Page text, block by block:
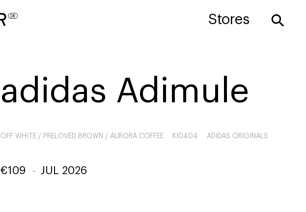
Stores ⚲
adidas Adimule
OFF WHITE / PRELOVED BROWN / AURORA COFFEE KI0404 ADIDAS ORIGINALS
€109 - JUL 2026